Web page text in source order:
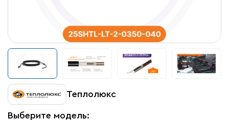
Теплолюкс
Выберите модель: